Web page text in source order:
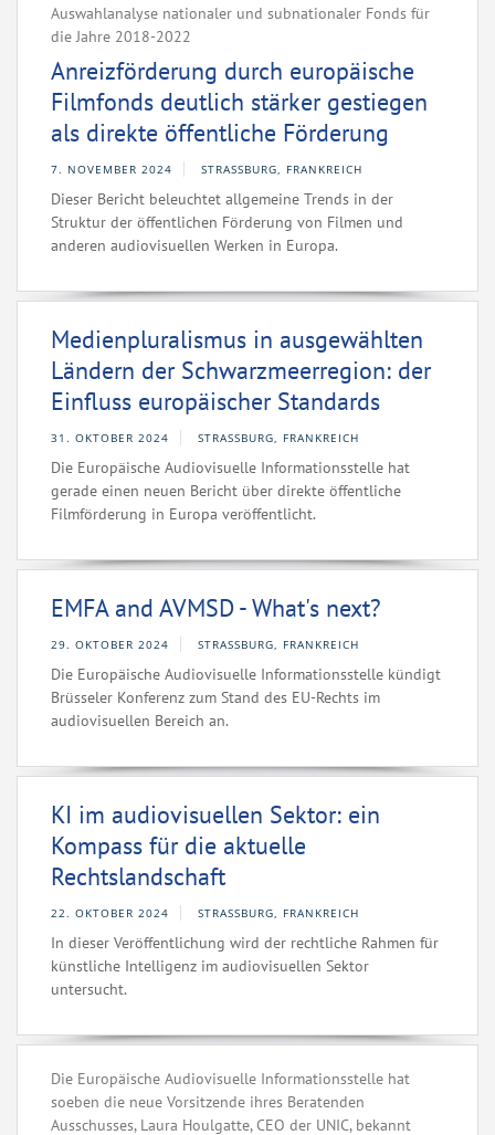
Auswahlanalyse nationaler und subnationaler Fonds für
die Jahre 2018-2022
Anreizförderung durch europäische
Filmfonds deutlich stärker gestiegen
als direkte öffentliche Förderung
7. NOVEMBER 2024 STRASSBURG, FRANKREICH
Dieser Bericht beleuchtet allgemeine Trends in der
Struktur der öffentlichen Förderung von Filmen und
anderen audiovisuellen Werken in Europa.
Medienpluralismus in ausgewählten
Ländern der Schwarzmeerregion: der
Einfluss europäischer Standards
31. OKTOBER 2024 STRASSBURG, FRANKREICH
Die Europäische Audiovisuelle Informationsstelle hat
gerade einen neuen Bericht über direkte öffentliche
Filmförderung in Europa veröffentlicht.
EMFA and AVMSD - What's next?
29. OKTOBER 2024 STRASSBURG, FRANKREICH
Die Europäische Audiovisuelle Informationsstelle kündigt
Brüsseler Konferenz zum Stand des EU-Rechts im
audiovisuellen Bereich an.
KI im audiovisuellen Sektor: ein
Kompass für die aktuelle
Rechtslandschaft
22. OKTOBER 2024 STRASSBURG, FRANKREICH
In dieser Veröffentlichung wird der rechtliche Rahmen für
künstliche Intelligenz im audiovisuellen Sektor
untersucht.
Die Europäische Audiovisuelle Informationsstelle hat
soeben die neue Vorsitzende ihres Beratenden
Ausschusses, Laura Houlgatte, CEO der UNIC, bekannt